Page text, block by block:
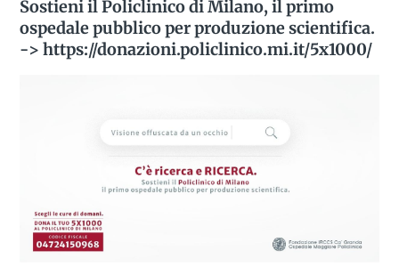
Sostieni il Policlinico di Milano, il primo
ospedale pubblico per produzione scientifica.
->https://donazioni.policlinico.mi.it/5x1000/